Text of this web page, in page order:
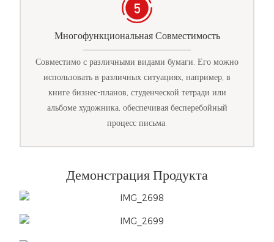
Многофункциональная Совместимость
Совместимо с различными видами бумаги. Его можно
использовать в различных ситуациях, например, в
книге бизнес-планов, студенческой тетради или
альбоме художника, обеспечивая бесперебойный
процесс письма.
Демонстрация Продукта